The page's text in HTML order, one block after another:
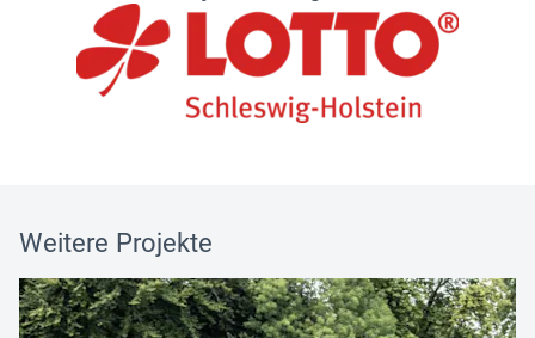
Weitere Projekte